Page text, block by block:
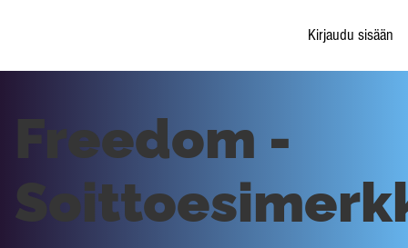
Kirjaudu sisään
Freedom -